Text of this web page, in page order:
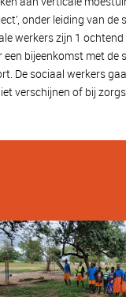
onder leiding van de
werkers zijn 1 ochtend
bijeenkomst met de
De sociaal werkers
verschijnen of bij